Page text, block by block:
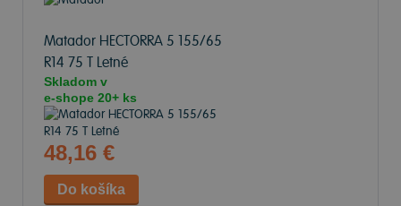
Matador HECTORRA 5 155/65
R14 75 T Letné
Skladom v
e-shope 20+ ks
48,16 €